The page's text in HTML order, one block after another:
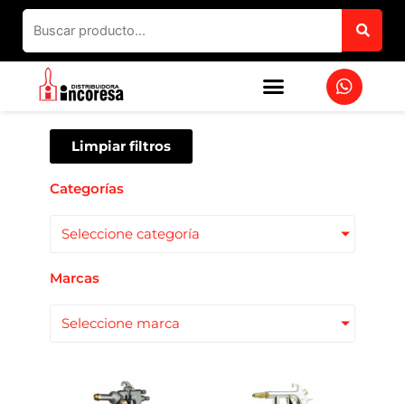
contenido
W
h
Limpiar filtros
Categorías
Seleccione categoría
Marcas
Seleccione marca